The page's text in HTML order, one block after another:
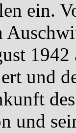
ein.
und
und